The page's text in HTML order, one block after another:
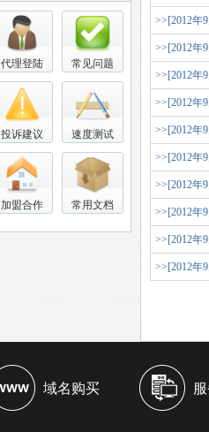
代理登陆 常见问题
投诉建议 速度测试
加盟合作 常用文档
>>[2012年
>>[2012年
>>[2012年
>>[2012年
>>[2012年
>>[2012年
>>[2012年
>>[2012年
>>[2012年
>>[2012年
域名购买